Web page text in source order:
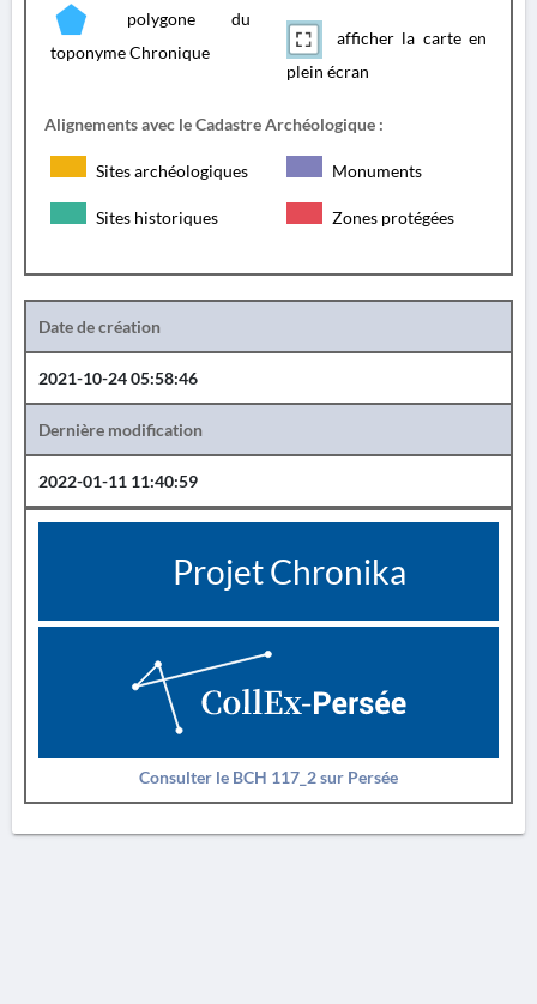
polygone du
toponyme Chronique
afficher la carte en
plein écran
Alignements avec le Cadastre Archéologique :
Sites archéologiques Monuments
Sites historiques Zones protégées
Date de création
2021-10-24 05:58:46
Dernière modification
2022-01-11 11:40:59
Projet Chronika
Consulter le BCH 117_2 sur Persée